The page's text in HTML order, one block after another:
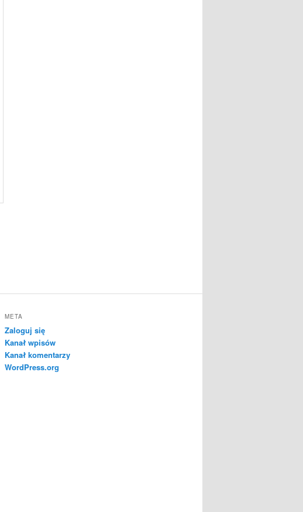
META
Zaloguj się
Kanał wpisów
Kanał komentarzy
WordPress.org